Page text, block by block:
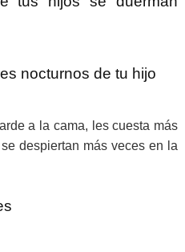
nocturnos de tu hijo
a la cama, les cuesta más
despiertan más veces en la